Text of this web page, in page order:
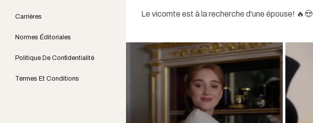
Carrières
Normes Éditoriales
Politique De Confidentialité
Termes Et Conditions
Le vicomte est à la recherche d'une épouse! 🔥😍